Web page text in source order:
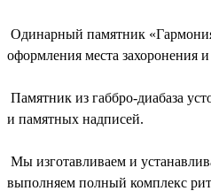
Одинарный памятник
оформления места захоронения
Памятник из габбро-диабаза
и памятных надписей.
Мы изготавливаем и
выполняем полный комплекс